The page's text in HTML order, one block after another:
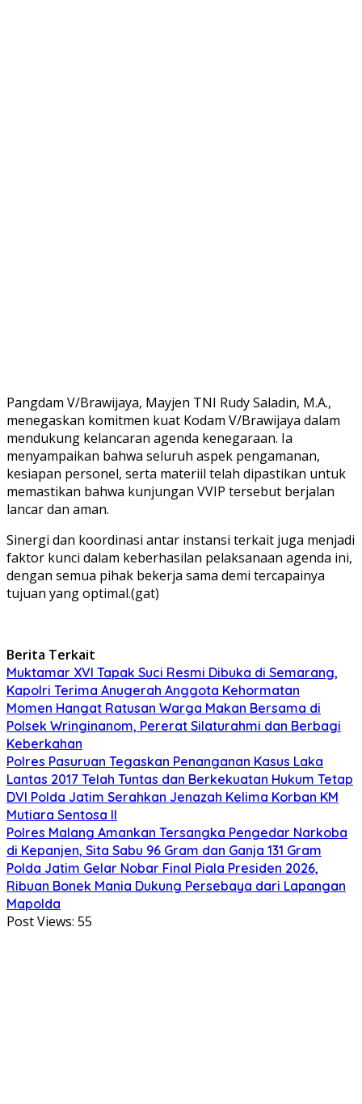
Pangdam V/Brawijaya, Mayjen TNI Rudy Saladin, M.A.,
menegaskan komitmen kuat Kodam V/Brawijaya dalam
mendukung kelancaran agenda kenegaraan. Ia
menyampaikan bahwa seluruh aspek pengamanan,
kesiapan personel, serta materiil telah dipastikan untuk
memastikan bahwa kunjungan VVIP tersebut berjalan
lancar dan aman.
Sinergi dan koordinasi antar instansi terkait juga menjadi
faktor kunci dalam keberhasilan pelaksanaan agenda ini,
dengan semua pihak bekerja sama demi tercapainya
tujuan yang optimal.(gat)
Berita Terkait
Muktamar XVI Tapak Suci Resmi Dibuka di Semarang,
Kapolri Terima Anugerah Anggota Kehormatan
Momen Hangat Ratusan Warga Makan Bersama di
Polsek Wringinanom, Pererat Silaturahmi dan Berbagi
Keberkahan
Polres Pasuruan Tegaskan Penanganan Kasus Laka
Lantas 2017 Telah Tuntas dan Berkekuatan Hukum Tetap
DVI Polda Jatim Serahkan Jenazah Kelima Korban KM
Mutiara Sentosa II
Polres Malang Amankan Tersangka Pengedar Narkoba
di Kepanjen, Sita Sabu 96 Gram dan Ganja 131 Gram
Polda Jatim Gelar Nobar Final Piala Presiden 2026,
Ribuan Bonek Mania Dukung Persebaya dari Lapangan
Mapolda
Post Views: 55